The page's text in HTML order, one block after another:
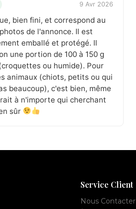
9 Avr 2026
bien fini, et correspond au
de l'annonce. Il est
emballé et protégé. Il
une portion de 100 à 150 g
ou humide). Pour
animaux (chiots, petits ou qui
beaucoup), c'est bien, même
à n'importe qui cherchant
sûr
Service Client
Nous Contacter